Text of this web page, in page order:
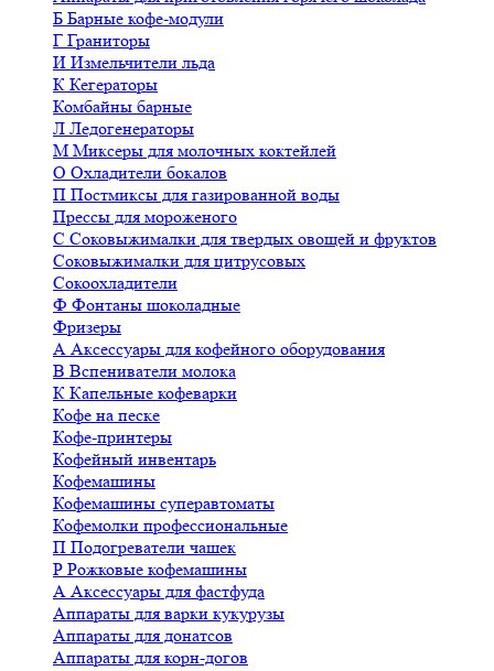
Б Барные кофе-модули
Г Граниторы
И Измельчители льда
К Кегераторы
Комбайны барные
Л Ледогенераторы
М Миксеры для молочных коктейлей
О Охладители бокалов
П Постмиксы для газированной воды
Прессы для мороженого
С Соковыжималки для твердых овощей и фруктов
Соковыжималки для цитрусовых
Сокоохладители
Ф Фонтаны шоколадные
Фризеры
А Аксессуары для кофейного оборудования
В Вспениватели молока
К Капельные кофеварки
Кофе на песке
Кофе-принтеры
Кофейный инвентарь
Кофемашины
Кофемашины суперавтоматы
Кофемолки профессиональные
П Подогреватели чашек
Р Рожковые кофемашины
А Аксессуары для фастфуда
Аппараты для варки кукурузы
Аппараты для донатсов
Аппараты для корн-догов